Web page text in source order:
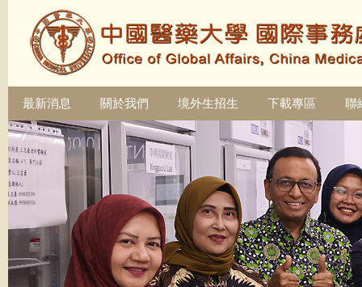
最新消息 關於我們 境外生招生 下載專區 聯